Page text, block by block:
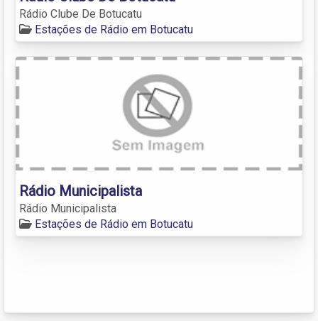
Rádio Clube De Botucatu
Estações de Rádio em Botucatu
Rádio Municipalista
Rádio Municipalista
Estações de Rádio em Botucatu